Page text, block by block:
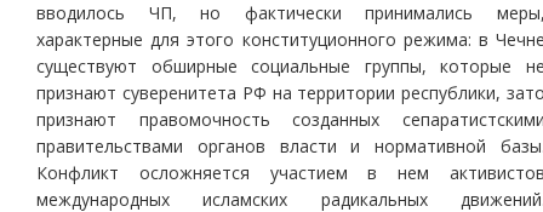
вводилось ЧП, но фактически принимались
характерные для этого конституционного режима: в
существуют обширные социальные группы, которые
признают суверенитета РФ на территории республики,
признают правомочность созданных
правительствами органов власти и нормативной
Конфликт осложняется участием в нем
международных исламских радикальных